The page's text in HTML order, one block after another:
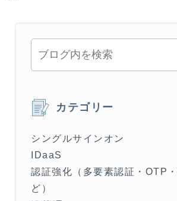
カテゴリー
シングルサインオン
IDaaS
認証強化（多要素認証・OTP
ど）